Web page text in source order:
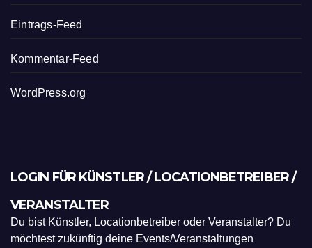
Eintrags-Feed
Kommentar-Feed
WordPress.org
LOGIN FÜR KÜNSTLER / LOCATIONBETREIBER /
VERANSTALTER
Du bist Künstler, Locationbetreiber oder Veranstalter? Du
möchtest zukünftig deine Events/Veranstaltungen